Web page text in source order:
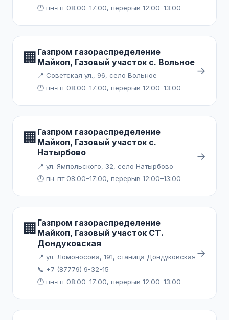
🕐 пн-пт 08:00–17:00, перерыв 12:00–13:00
🏢 Газпром газораспределение
Майкоп, Газовый участок с. Вольное
📍 Советская ул., 96, село Вольное
🕐 пн-пт 08:00–17:00, перерыв 12:00–13:00
→
🏢 Газпром газораспределение
Майкоп, Газовый участок с.
Натырбово
📍 ул. Ямпольского, 32, село Натырбово
🕐 пн-пт 08:00–17:00, перерыв 12:00–13:00
→
🏢 Газпром газораспределение
Майкоп, Газовый участок СТ.
Дондуковская
📍 ул. Ломоносова, 191, станица Дондуковская
📞 +7 (87779) 9-32-15
🕐 пн-пт 08:00–17:00, перерыв 12:00–13:00
→